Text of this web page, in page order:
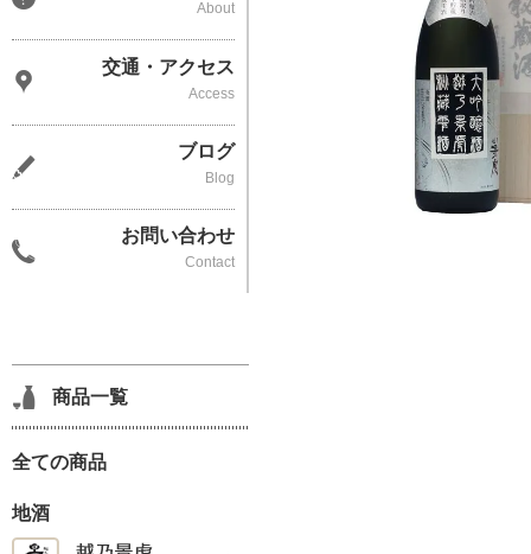
About
交通・アクセス
Access
ブログ
Blog
お問い合わせ
Contact
商品一覧
全ての商品
地酒